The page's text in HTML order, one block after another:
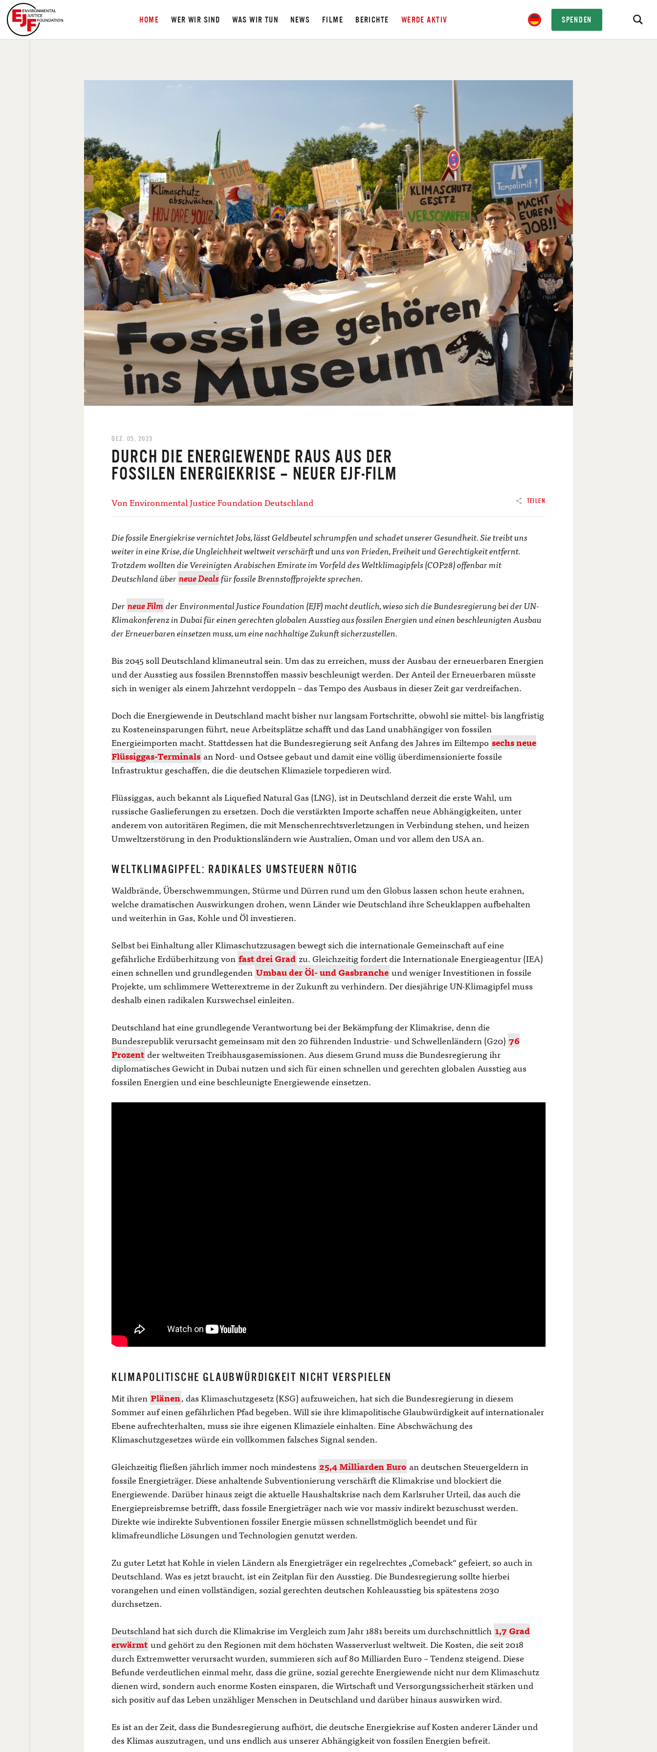
HOME WER WIR SIND WAS WIR TUN NEWS FILME BERICHTE WERDE AKTIV SPENDEN
DEZ. 05, 2023
DURCH DIE ENERGIEWENDE RAUS AUS DER
FOSSILEN ENERGIEKRISE – NEUER EJF-FILM
Von Environmental Justice Foundation Deutschland TEILEN
Die fossile Energiekrise vernichtet Jobs, lässt Geldbeutel schrumpfen und schadet unserer Gesundheit. Sie treibt uns
weiter in eine Krise, die Ungleichheit weltweit verschärft und uns von Frieden, Freiheit und Gerechtigkeit entfernt.
Trotzdem wollten die Vereinigten Arabischen Emirate im Vorfeld des Weltklimagipfels (COP28) offenbar mit
Deutschland überneue Dealsfür fossile Brennstoffprojekte sprechen.
Derneue Filmder Environmental Justice Foundation (EJF) macht deutlich, wieso sich die Bundesregierung bei der UN-
Klimakonferenz in Dubai für einengerechten globalen Ausstieg aus fossilen Energien und einen beschleunigten Ausbau
der Erneuerbaren einsetzen muss, umeine nachhaltige Zukunft sicherzustellen.
Bis 2045 soll Deutschland klimaneutral sein. Um das zu erreichen, muss der Ausbau der erneuerbaren Energien
und der Ausstieg aus fossilen Brennstoffen massiv beschleunigt werden. Der Anteil der Erneuerbaren müsste
sich in weniger als einem Jahrzehnt verdoppeln – das Tempo des Ausbaus in dieser Zeit gar verdreifachen.
Doch die Energiewende in Deutschland macht bisher nur langsam Fortschritte, obwohl sie mittel- bis langfristig
zu Kosteneinsparungen führt, neue Arbeitsplätze schafft und das Land unabhängiger von fossilen
Energieimporten macht. Stattdessen hat die Bundesregierung seit Anfang des Jahres im Eiltempo sechs neue
Flüssiggas-Terminals an Nord- und Ostsee gebaut und damit eine völlig überdimensionierte fossile
Infrastruktur geschaffen, die die deutschen Klimaziele torpedieren wird.
Flüssiggas, auch bekannt als Liquefied Natural Gas (LNG), ist in Deutschland derzeit die erste Wahl, um
russische Gaslieferungen zu ersetzen. Doch die verstärkten Importe schaffen neue Abhängigkeiten, unter
anderem von autoritären Regimen, die mit Menschenrechtsverletzungen in Verbindung stehen, und heizen
Umweltzerstörung in den Produktionsländern wie Australien, Oman und vor allem den USA an.
WELTKLIMAGIPFEL: RADIKALES UMSTEUERN NÖTIG
Waldbrände, Überschwemmungen, Stürme und Dürren rund um den Globus lassen schon heute erahnen,
welche dramatischen Auswirkungen drohen, wenn Länder wie Deutschland ihre Scheuklappen aufbehalten
und weiterhin in Gas, Kohle und Öl investieren.
Selbst bei Einhaltung aller Klimaschutzzusagen bewegt sich die internationale Gemeinschaft auf eine
gefährliche Erdüberhitzung von fast drei Grad zu. Gleichzeitig fordert die Internationale Energieagentur (IEA)
einen schnellen und grundlegenden Umbau der Öl- und Gasbranche und weniger Investitionen in fossile
Projekte, um schlimmere Wetterextreme in der Zukunft zu verhindern. Der diesjährige UN-Klimagipfel muss
deshalb einen radikalen Kurswechsel einleiten.
Deutschland hat eine grundlegende Verantwortung bei der Bekämpfung der Klimakrise, denn die
Bundesrepublik verursacht gemeinsam mit den 20 führenden Industrie- und Schwellenländern (G20) 76
Prozent der weltweiten Treibhausgasemissionen. Aus diesem Grund muss die Bundesregierung ihr
diplomatisches Gewicht in Dubai nutzen und sich für einen schnellen und gerechten globalen Ausstieg aus
fossilen Energien und eine beschleunigte Energiewende einsetzen.
KLIMAPOLITISCHE GLAUBWÜRDIGKEIT NICHT VERSPIELEN
Mit ihren Plänen, das Klimaschutzgesetz (KSG) aufzuweichen, hat sich die Bundesregierung in diesem
Sommer auf einen gefährlichen Pfad begeben. Will sie ihre klimapolitische Glaubwürdigkeit auf internationaler
Ebene aufrechterhalten, muss sie ihre eigenen Klimaziele einhalten. Eine Abschwächung des
Klimaschutzgesetzes würde ein vollkommen falsches Signal senden.
Gleichzeitig fließen jährlich immer noch mindestens 25,4 Milliarden Euro an deutschen Steuergeldern in
fossile Energieträger. Diese anhaltende Subventionierung verschärft die Klimakrise und blockiert die
Energiewende. Darüber hinaus zeigt die aktuelle Haushaltskrise nach dem Karlsruher Urteil, das auch die
Energiepreisbremse betrifft, dass fossile Energieträger nach wie vor massiv indirekt bezuschusst werden.
Direkte wie indirekte Subventionen fossiler Energie müssen schnellstmöglich beendet und für
klimafreundliche Lösungen und Technologien genutzt werden.
Zu guter Letzt hat Kohle in vielen Ländern als Energieträger ein regelrechtes „Comeback“ gefeiert, so auch in
Deutschland. Was es jetzt braucht, ist ein Zeitplan für den Ausstieg. Die Bundesregierung sollte hierbei
vorangehen und einen vollständigen, sozial gerechten deutschen Kohleausstieg bis spätestens 2030
durchsetzen.
Deutschland hat sich durch die Klimakrise im Vergleich zum Jahr 1881 bereits um durchschnittlich 1,7 Grad
erwärmt und gehört zu den Regionen mit dem höchsten Wasserverlust weltweit. Die Kosten, die seit 2018
durch Extremwetter verursacht wurden, summieren sich auf 80 Milliarden Euro – Tendenz steigend. Diese
Befunde verdeutlichen einmal mehr, dass die grüne, sozial gerechte Energiewende nicht nur dem Klimaschutz
dienen wird, sondern auch enorme Kosten einsparen, die Wirtschaft und Versorgungssicherheit stärken und
sich positiv auf das Leben unzähliger Menschen in Deutschland und darüber hinaus auswirken wird.
Es ist an der Zeit, dass die Bundesregierung aufhört, die deutsche Energiekrise auf Kosten anderer Länder und
des Klimas auszutragen, und uns endlich aus unserer Abhängigkeit von fossilen Energien befreit.